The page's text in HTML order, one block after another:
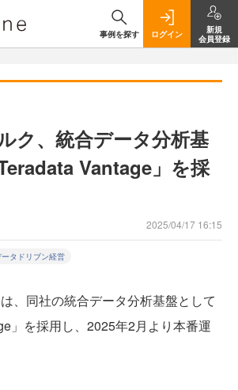
事例を探す ログイン
新規
会員登録
ク、統合データ分析基
Vantage」を採
2025/04/17 16:15
タドリブン経営
、同社の統合データ分析基盤として
」を採用し、2025年2月より本番運